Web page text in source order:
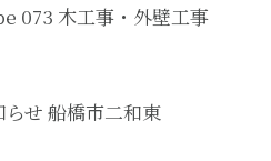
073 木工事・外壁工事
せ 船橋市二和東